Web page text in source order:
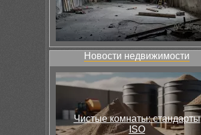
Новости недвижимости
Чистые комнаты: стандарты
ISO